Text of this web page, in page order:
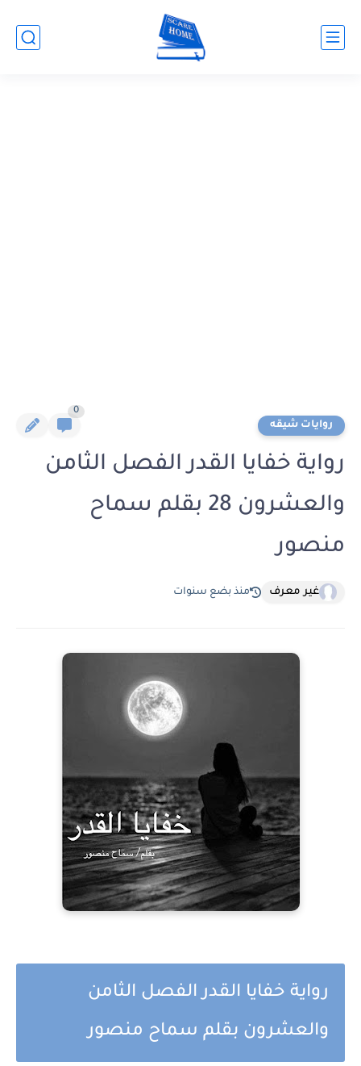
روايات شيقه
0
رواية خفايا القدر الفصل الثامن
والعشرون 28 بقلم سماح
منصور
غير معرف منذ بضع سنوات
رواية خفايا القدر الفصل الثامن
والعشرون بقلم سماح منصور